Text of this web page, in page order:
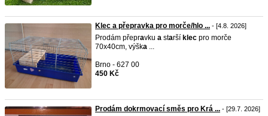
Klec a přepravka pro morče/hlo ... - [4.8. 2026]
Prodám přepravku a starší klec pro morče
70x40cm, výška ...
Brno - 627 00
450 Kč
Prodám dokrmovací směs pro Krá ... - [29.7. 2026]